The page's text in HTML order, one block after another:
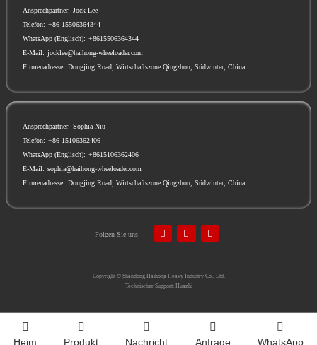
Ansprechpartner: Jock Lee
Telefon: +86 15506364344
WhatsApp (Englisch): +8615506364344
E-Mail: jocklee@haihong-wheeloader.com
Firmenadresse: Dongjing Road, Wirtschaftszone Qingzhou, Südwinter, China
Ansprechpartner: Sophia Niu
Telefon: +86 15106362406
WhatsApp (Englisch): +8615106362406
E-Mail: sophia@haihong-wheeloader.com
Firmenadresse: Dongjing Road, Wirtschaftszone Qingzhou, Südwinter, China
Folgen Sie uns
Copyright © Shandong Haihong Heavy Industry Co., Ltd.
Technischer Support: Huazhi
Heim Produkt Nachricht Anfrage WhatsApp